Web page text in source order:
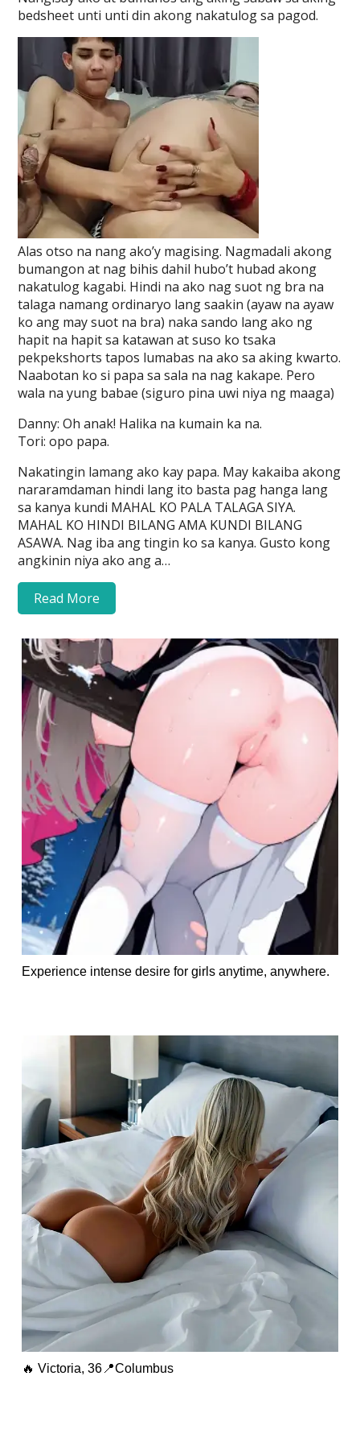
bedsheet unti unti din akong nakatulog sa pagod.
Alas otso na nang ako’y magising. Nagmadali akong
bumangon at nag bihis dahil hubo’t hubad akong
nakatulog kagabi. Hindi na ako nag suot ng bra na
talaga namang ordinaryo lang saakin (ayaw na ayaw
ko ang may suot na bra) naka sando lang ako ng
hapit na hapit sa katawan at suso ko tsaka
pekpekshorts tapos lumabas na ako sa aking kwarto.
Naabotan ko si papa sa sala na nag kakape. Pero
wala na yung babae (siguro pina uwi niya ng maaga)
Danny: Oh anak! Halika na kumain ka na.
Tori: opo papa.
Nakatingin lamang ako kay papa. May kakaiba akong
nararamdaman hindi lang ito basta pag hanga lang
sa kanya kundi MAHAL KO PALA TALAGA SIYA.
MAHAL KO HINDI BILANG AMA KUNDI BILANG
ASAWA. Nag iba ang tingin ko sa kanya. Gusto kong
angkinin niya ako ang a…
Read More
Experience intense desire for girls anytime, anywhere.
🔥 Victoria, 36📍Columbus